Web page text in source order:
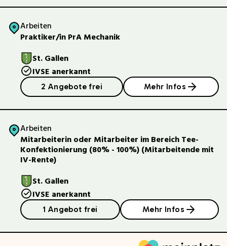
Arbeiten
Praktiker/in PrA Mechanik
St. Gallen
IVSE anerkannt
2 Angebote frei Mehr Infos
Arbeiten
Mitarbeiterin oder Mitarbeiter im Bereich Tee-
Konfektionierung (80% - 100%) (Mitarbeitende mit
IV-Rente)
St. Gallen
IVSE anerkannt
1 Angebot frei Mehr Infos